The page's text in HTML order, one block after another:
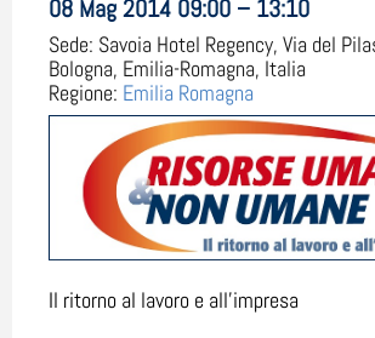
08 Mag 2014 09:00 – 13:10
Sede: Savoia Hotel Regency, Via del
Bologna, Emilia-Romagna, Italia
Regione: Emilia Romagna
Il ritorno al lavoro e all'impresa